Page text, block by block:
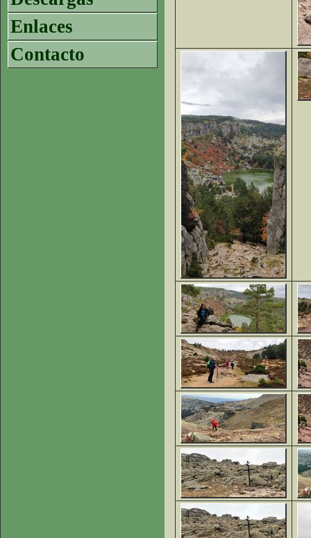
Enlaces
Contacto